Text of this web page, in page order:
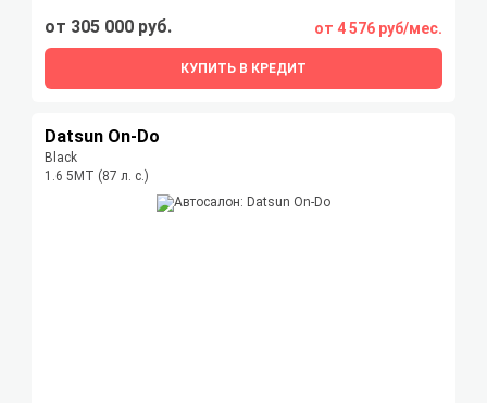
от 305 000 руб. от 4 576 руб/мес.
КУПИТЬ В КРЕДИТ
Datsun On-Do
Black
1.6 5MT (87 л. с.)